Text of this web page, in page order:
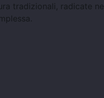
tradizionali, radicate